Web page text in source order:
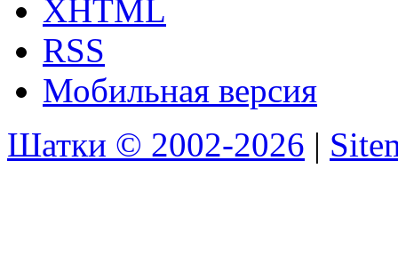
XHTML
RSS
Мобильная версия
Шатки © 2002-2026 |